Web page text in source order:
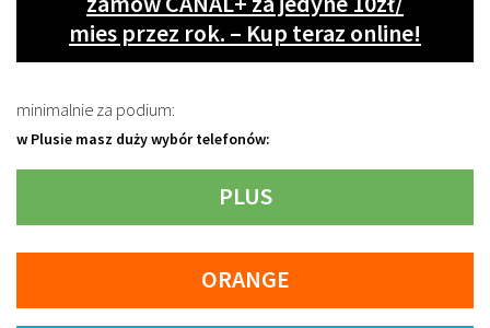
mies przez rok. – Kup teraz online!
minimalnie za podium:
w Plusie masz duży wybór telefonów:
PLUS
ORANGE